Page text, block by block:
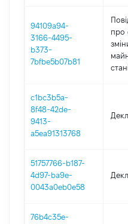
94109a94-
3166-4495-
b373-
7bfbe5b07b81
про
c1bc3b5a-
8f48-42de-
9413-
a5ea91313768
51757766-b187-
4d97-ba9e-
0043a0eb0e58
76b4c35e-